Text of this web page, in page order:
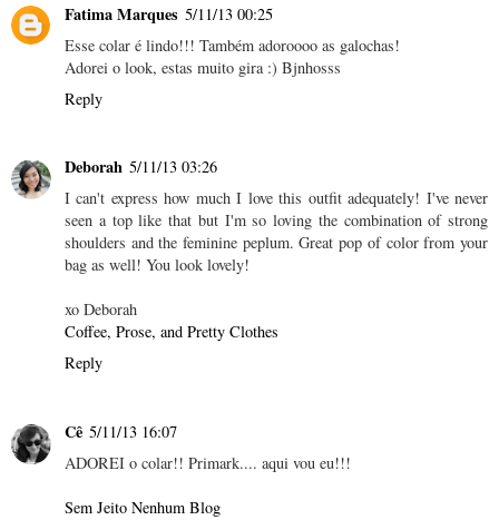
Fatima Marques 5/11/13 00:25
Esse colar é lindo!!! Também adoroooo as galochas!
Adorei o look, estas muito gira :) Bjnhosss
Reply
Deborah 5/11/13 03:26
I can't express how much I love this outfit adequately! I've never
seen a top like that but I'm so loving the combination of strong
shoulders and the feminine peplum. Great pop of color from your
bag as well! You look lovely!
xo Deborah
Coffee, Prose, and Pretty Clothes
Reply
Cê 5/11/13 16:07
ADOREI o colar!! Primark.... aqui vou eu!!!
Sem Jeito Nenhum Blog